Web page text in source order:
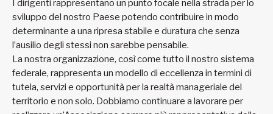
I dirigenti rappresentano un punto focale nella strada per lo
sviluppo del nostro Paese potendo contribuire in modo
determinante a una ripresa stabile e duratura che senza
l’ausilio degli stessi non sarebbe pensabile.
La nostra organizzazione, così come tutto il nostro sistema
federale, rappresenta un modello di eccellenza in termini di
tutela, servizi e opportunità per la realtà manageriale del
territorio e non solo. Dobbiamo continuare a lavorare per